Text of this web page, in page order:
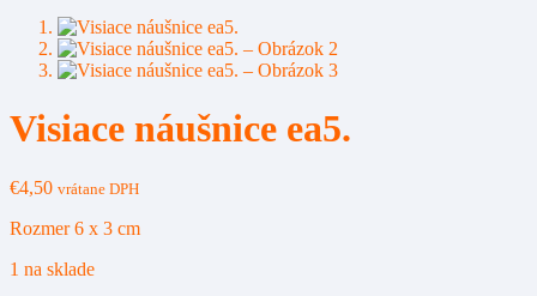
Visiace náušnice ea5.
€4,50 vrátane DPH
Rozmer 6 x 3 cm
1 na sklade